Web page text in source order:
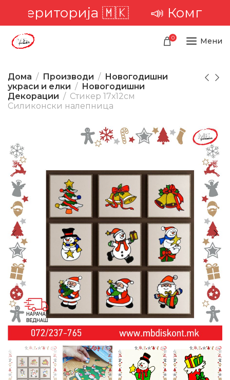
територија 🇲🇰 📣
0 Мени
Дома Производи
Новогодишни
украси и елки
Новогодишни
Декорации
Стикер 17х12см
Силиконски налепница